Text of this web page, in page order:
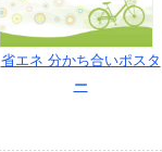
省エネ 分かち合いポスタ
ー